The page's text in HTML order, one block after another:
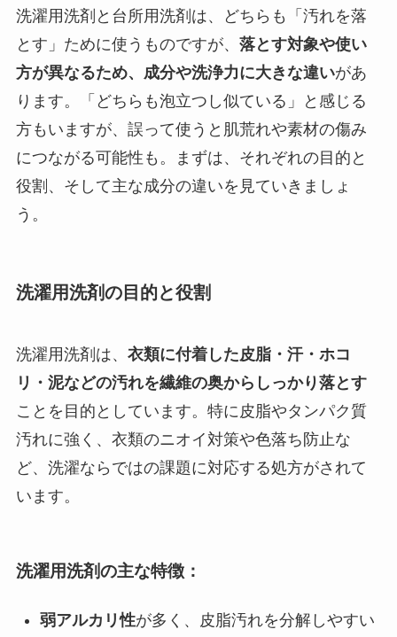
洗濯用洗剤と台所用洗剤は、どちらも「汚れを落
とす」ために使うものですが、 落とす対象や使い
方が異なるため、成分や洗浄力に大きな違いがあ
ります。「どちらも泡立つし似ている」と感じる
方もいますが、誤って使うと肌荒れや素材の傷み
につながる可能性も。まずは、それぞれの目的と
役割、そして主な成分の違いを見ていきましょ
う。
洗濯用洗剤の目的と役割
洗濯用洗剤は、 衣類に付着した皮脂・汗・ホコ
リ・泥などの汚れを繊維の奥からしっかり落とす
ことを目的としています。特に皮脂やタンパク質
汚れに強く、衣類のニオイ対策や色落ち防止な
ど、洗濯ならではの課題に対応する処方がされて
います。
洗濯用洗剤の主な特徴：
弱アルカリ性が多く、皮脂汚れを分解しやすい